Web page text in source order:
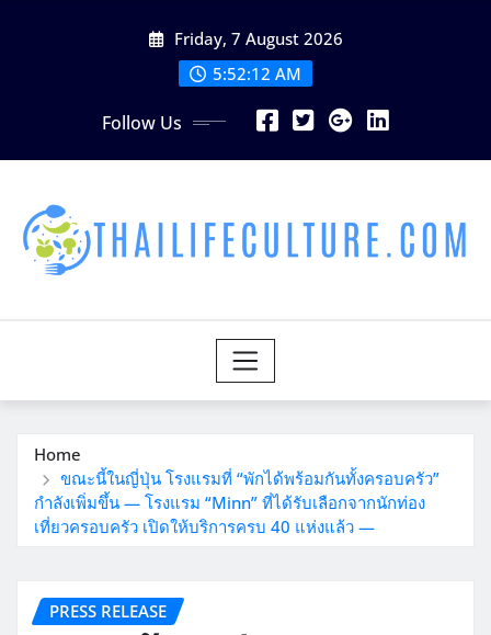
Friday, 7 August 2026
5:52:14 AM
Follow Us
Home
ขณะนี้ในญี่ปุ่น โรงแรมที่ “พักได้พร้อมกันทั้งครอบครัว”
กำลังเพิ่มขึ้น — โรงแรม “Minn” ที่ได้รับเลือกจากนักท่อง
เที่ยวครอบครัว เปิดให้บริการครบ 40 แห่งแล้ว —
PRESS RELEASE